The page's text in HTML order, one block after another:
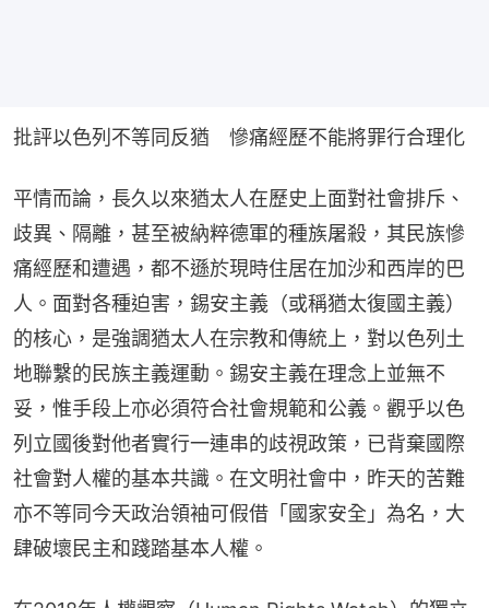
批評以色列不等同反猶　慘痛經歷不能將罪行合理化
平情而論，長久以來猶太人在歷史上面對社會排斥、
歧異、隔離，甚至被納粹德軍的種族屠殺，其民族慘
痛經歷和遭遇，都不遜於現時住居在加沙和西岸的巴
人。面對各種迫害，錫安主義（或稱猶太復國主義）
的核心，是強調猶太人在宗教和傳統上，對以色列土
地聯繫的民族主義運動。錫安主義在理念上並無不
妥，惟手段上亦必須符合社會規範和公義。觀乎以色
列立國後對他者實行一連串的歧視政策，已背棄國際
社會對人權的基本共識。在文明社會中，昨天的苦難
亦不等同今天政治領袖可假借「國家安全」為名，大
肆破壞民主和踐踏基本人權。